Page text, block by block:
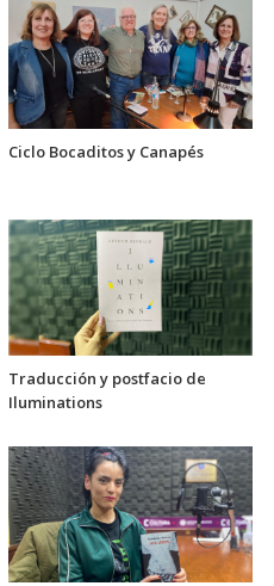
Ciclo Bocaditos y Canapés
Traducción y postfacio de
Iluminations